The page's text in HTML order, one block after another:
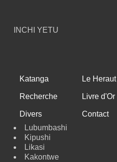
INCHI YETU
Katanga Le Heraut
Recherche Livre d'Or
Divers
Contact
Lubumbashi
Kipushi
Likasi
Kakontwe